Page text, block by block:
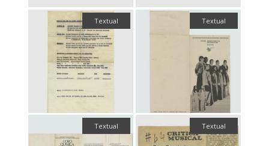
Textual Textual
Textual Textual